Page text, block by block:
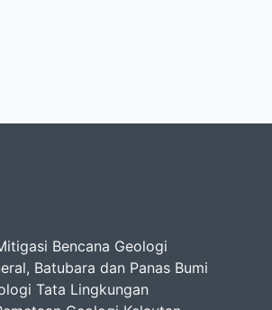
Bencana Geologi
Batubara dan Panas Bumi
Tata Lingkungan